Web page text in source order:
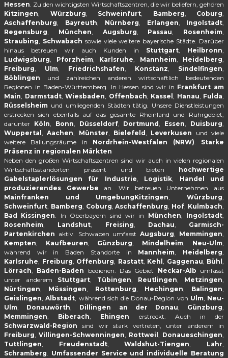
Hessen. Zu den wichtigsten Wirtschaftszentren, die wir beliefern, gehören
Kitzingen, Würzburg, Schweinfurt, Bamberg, Coburg,
Aschaffenburg, Bayreuth, Nürnberg, Erlangen, Ingolstadt,
Regensburg, München, Augsburg, Passau, Rosenheim,
Straubing, Schwabach sowie viele weitere bayerische Städte. Darüber
hinaus betreuen wir auch Kunden in Stuttgart, Heilbronn,
Ludwigsburg, Pforzheim, Karlsruhe, Mannheim, Heidelberg,
Freiburg, Ulm, Friedrichshafen, Konstanz, Sindelfingen,
Böblingen und zahlreichen anderen wirtschaftlich bedeutenden
Regionen in Baden-Württemberg. In Hessen sind wir in Frankfurt am
Main, Darmstadt, Wiesbaden, Offenbach, Kassel , Hanau, Fulda,
Rüsselsheim und umliegenden Städten tätig. Unsere Dienstleistungen
erstrecken sich ebenfalls auf das gesamte Rheinland und Ruhrgebiet,
darunter Köln, Bonn, Düsseldorf, Dortmund, Essen, Duisburg,
Wuppertal ,Aachen, Münster, Bielefeld, Leverkusen und viele
weitere Ballungsräume in Nordrhein-Westfalen (NRW). Starke
Präsenz in regionalen Märkten
Neben den großen Wirtschaftszentren sind wir auch in vielen regionalen
Wirtschaftsstandorten präsent und bieten
hochwertige
Gabelstaplerlösungen für Industrie, Logistik, Handel und
produzierendes Gewerbe an. Wir betreuen Unternehmen aus
Mainfranken und UmgebungKitzingen,Würzburg,
Schweinfurt, Bamberg, Coburg,Aschaffenburg, Hof, Kulmbach,
Bad Kissingen. In Oberbayern sind wir in München, Ingolstadt,
Rosenheim, Landshut, Freising, Dachau, Garmisch-
Partenkirchen aktiv. Schwaben umfasstAugsburg, Memmingen,
Kempten, Kaufbeuren, Günzburg, Mindelheim, Neu-Ulm,
während wir in Baden Standorte in Mannheim, Heidelberg,
Karlsruhe, Freiburg, Offenburg, Rastatt, Kehl , Gaggenau, Bühl ,
Lörrach, Baden-Baden bedienen. Das Gebiet Neckar-Alb umfasst
unter anderem Stuttgart, Tübingen, Reutlingen, Metzingen,
Nürtingen, Mössingen, Rottenburg, Hechingen, Balingen,
Geislingen,Albstadt, während sich die Donau-Region von Ulm, Neu-
Ulm, Donauwörth, Dillingen an der Donau, Günzburg,
Memmingen, Biberach, Ehingen erstreckt. Auch in der
Schwarzwald-Region sind wir stark vertreten, unter anderem in
Freiburg, Villingen-Schwenningen, Rottweil , Donaueschingen,
Tuttlingen, Freudenstadt,Waldshut-Tiengen, Lahr,
Schramberg. Umfassender Service und individuelle Beratung